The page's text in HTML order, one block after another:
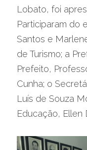
Lobato, foi
Participaram do
Santos e
de Turismo; a
Prefeito,
Cunha; o
Luís de Souza
Educação, Ellen